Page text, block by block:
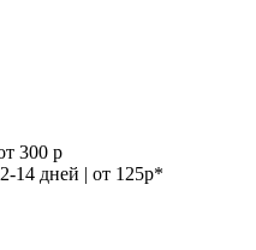
300 р
14 дней | от 125р*